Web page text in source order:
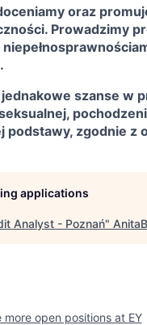
oraz
Prowadzimy
szanse w
zgodnie z
applications
Analyst - Poznań"
more open positions at EY